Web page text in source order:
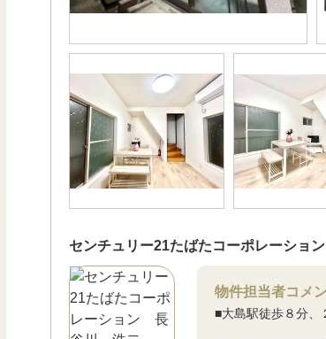
センチュリー21たばたコーポレーション
物件担当者コメ
■大島駅徒歩８分、